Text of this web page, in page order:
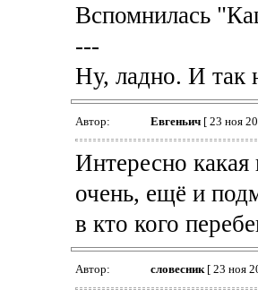
Вспомнилась
---
Ну, ладно. И так
Автор: Евгеньич[ 23 ноя
Интересно
очень, ещё и
в кто кого
Автор: словесник[ 23 ноя